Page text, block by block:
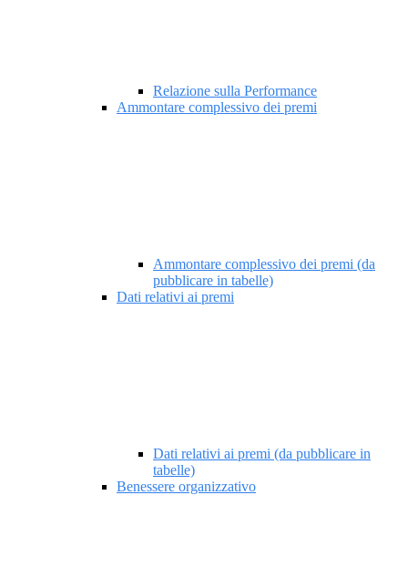
Relazione sulla Performance
Ammontare complessivo dei premi
Ammontare complessivo dei premi (da
pubblicare in tabelle)
Dati relativi ai premi
Dati relativi ai premi (da pubblicare in
tabelle)
Benessere organizzativo